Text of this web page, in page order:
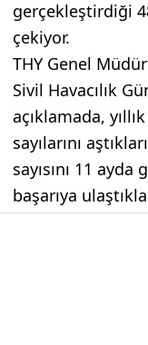
gerçekleştirdiği
çekiyor.
THY Genel
Sivil Havacılık
açıklamada,
sayılarını
sayısını 11
başarıya